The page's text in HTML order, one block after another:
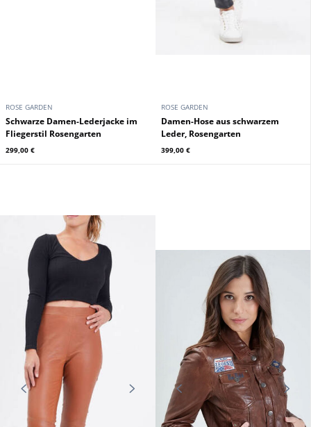
ROSE GARDEN
Schwarze Damen-Lederjacke im
Fliegerstil Rosengarten
299,00 €
ROSE GARDEN
Damen-Hose aus schwarzem
Leder, Rosengarten
399,00 €